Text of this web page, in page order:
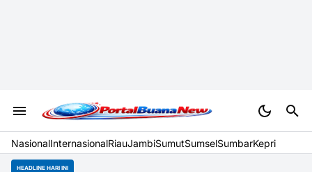
NasionalInternasionalRiauJambiSumutSumselSumbarKepri
HEADLINE HARI INI